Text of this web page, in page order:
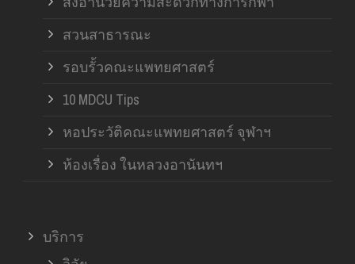
สวนสาธารณะ
รอบรั้วคณะแพทยศาสตร์
10 MDCU Tips
หอประวัติคณะแพทยศาสตร์ จุฬาฯ
ห้องเรื่อง ในหลวงอานันทฯ
บริการ